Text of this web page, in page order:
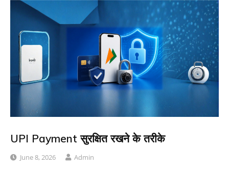
UPI Payment सुरक्षित रखने के तरीके
June 8, 2026 Admin